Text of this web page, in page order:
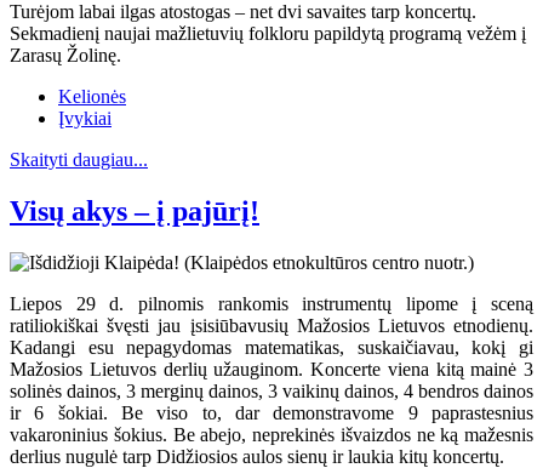
Turėjom labai ilgas atostogas – net dvi savaites tarp koncertų.
Sekmadienį naujai mažlietuvių folkloru papildytą programą vežėm į
Zarasų Žolinę.
Kelionės
Įvykiai
Skaityti daugiau...
Visų akys – į pajūrį!
Liepos 29 d. pilnomis rankomis instrumentų lipome į sceną
ratiliokiškai švęsti jau įsisiūbavusių Mažosios Lietuvos etnodienų.
Kadangi esu nepagydomas matematikas, suskaičiavau, kokį gi
Mažosios Lietuvos derlių užauginom. Koncerte viena kitą mainė 3
solinės dainos, 3 merginų dainos, 3 vaikinų dainos, 4 bendros dainos
ir 6 šokiai. Be viso to, dar demonstravome 9 paprastesnius
vakaroninius šokius. Be abejo, neprekinės išvaizdos ne ką mažesnis
derlius nugulė tarp Didžiosios aulos sienų ir laukia kitų koncertų.